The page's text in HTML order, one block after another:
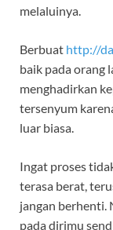
melaluinya.
Berbuat http://
baik pada orang
menghadirkan
tersenyum
luar biasa.
Ingat proses
terasa berat,
jangan berhenti.
pada dirimu